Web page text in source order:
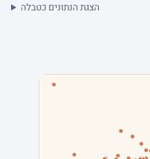
הצגת הנתונים כטבלה